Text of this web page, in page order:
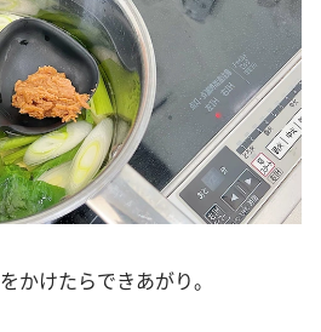
けたらできあがり。